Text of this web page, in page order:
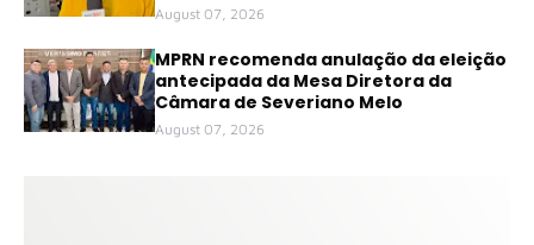
August 07, 2026
MPRN recomenda anulação da eleição
antecipada da Mesa Diretora da
Câmara de Severiano Melo
August 07, 2026